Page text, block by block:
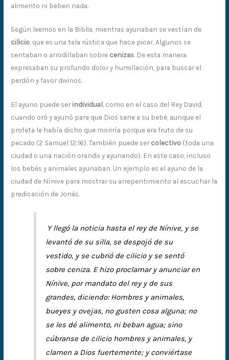
alimento ni beben nada.
Según leemos en la Biblia, mientras ayunaban se vestían de
cilicio, que es una tela rústica que hace picar. Algunos se
sentaban o arrodillaban sobre cenizas. De esta manera
expresaban su profundo dolor y humillación, para buscar el
perdón y favor divinos.
El ayuno puede serindividual, como en el caso del Rey David,
cuando oró y ayunó para que Dios sane a su bebé, aunque el
profeta le había dicho que moriría porque era fruto de su
pecado (2 Samuel 12:16). También puede sercolectivo (toda una
ciudad o una nación orando y ayunando). En este caso, incluso
los bebés y animales ayunaban. Un ejemplo es el ayuno de la
ciudad de Nínive para mostrar su arrepentimiento al escuchar la
predicación de Jonás.
Y llegó la noticia hasta el rey de Nínive, y se
levantó de su silla, se despojó de su
vestido, y se cubrió de cilicio y se sentó
sobre ceniza. E hizo proclamar y anunciar en
Nínive, por mandato del rey y de sus
grandes, diciendo: Hombres y animales,
bueyes y ovejas, no gusten cosa alguna; no
se les dé alimento, ni beban agua; sino
cúbranse de cilicio hombres y animales, y
clamen a Dios fuertemente; y conviértase